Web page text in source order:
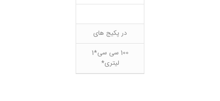
در پکیج های
100 سی سی*1
لیتری*